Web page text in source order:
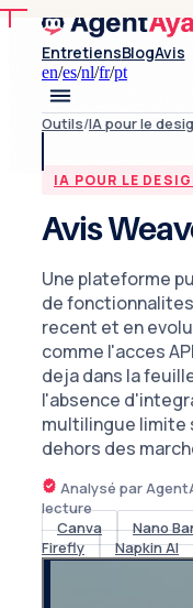
EntretiensBlogAvis
en/es/nl/fr/pt
Outils/IA pour le
IA POUR LE
Avis
Une plateforme
de
recent et en
comme l'acces
deja dans la
l'absence
multilingue limite
dehors des
Analysé par
lecture
Canva
Nano
Firefly
Napkin AI